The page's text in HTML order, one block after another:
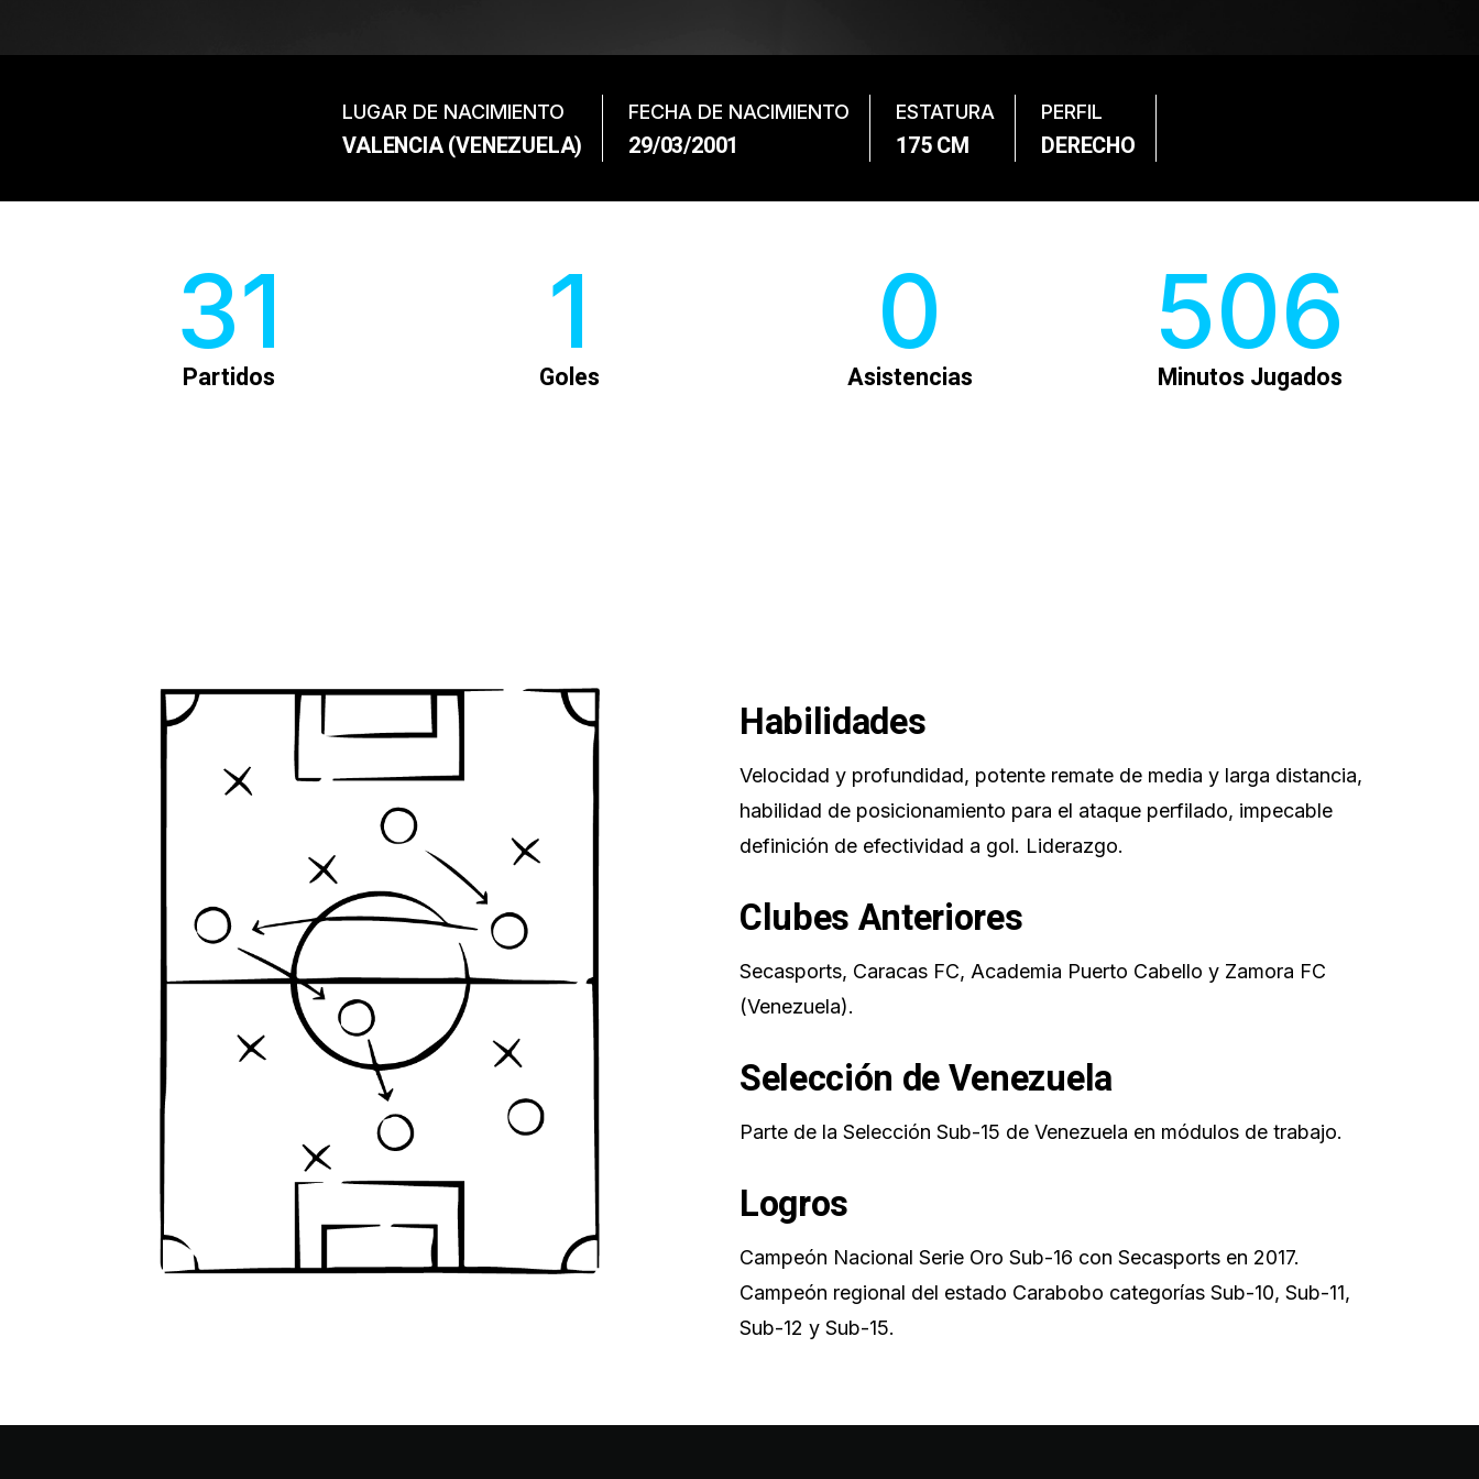
LUGAR DE NACIMIENTO
VALENCIA (VENEZUELA)
FECHA DE NACIMIENTO
29/03/2001
ESTATURA
175 CM
PERFIL
DERECHO
31
Partidos
1
Goles
0
Asistencias
659
Minutos Jugados
Habilidades
Velocidad y profundidad, potente remate de media y larga distancia,
habilidad de posicionamiento para el ataque perfilado, impecable
definición de efectividad a gol. Liderazgo.
Clubes Anteriores
Secasports, Caracas FC, Academia Puerto Cabello y Zamora FC
(Venezuela).
Selección de Venezuela
Parte de la Selección Sub-15 de Venezuela en módulos de trabajo.
Logros
Campeón Nacional Serie Oro Sub-16 con Secasports en 2017.
Campeón regional del estado Carabobo categorías Sub-10, Sub-11,
Sub-12 y Sub-15.